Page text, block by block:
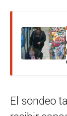
El sondeo